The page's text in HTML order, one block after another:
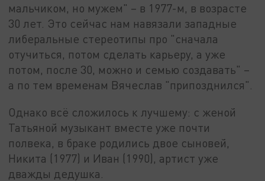
мальчиком, но мужем" – в 1977-м, в возрасте
30 лет. Это сейчас нам навязали западные
либеральные стереотипы про "сначала
отучиться, потом сделать карьеру, а уже
потом, после 30, можно и семью создавать" –
а по тем временам Вячеслав "припозднился".
Однако всё сложилось к лучшему: с женой
Татьяной музыкант вместе уже почти
полвека, в браке родились двое сыновей,
Никита (1977) и Иван (1990), артист уже
дважды дедушка.